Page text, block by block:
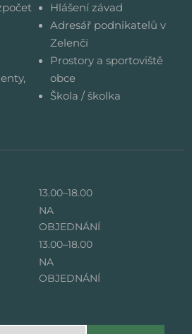
Hlášení závad
Adresář podnikatelů v
Zelenči
Prostory a sportoviště
obce
Škola / školka
13.00–18.00
NA
OBJEDNÁNÍ
13.00–18.00
NA
OBJEDNÁNÍ